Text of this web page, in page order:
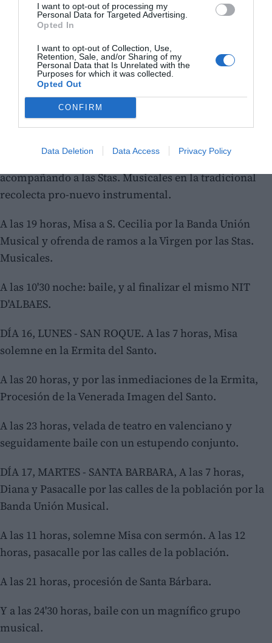
I want to opt-out of processing my
Personal Data for Targeted Advertising.
Opted In
I want to opt-out of Collection, Use,
Retention, Sale, and/or Sharing of my
Personal Data that Is Unrelated with the
Purposes for which it was collected.
Opted Out
CONFIRM
Data Deletion Data Access Privacy Policy
DÍA 14, SÁBADO. A las 18 horas, reparto de la cera y
programas.
A las 23 horas, presentación y proclamación de las
REINAS MUSICALES 1976.
DÍA 15, DOMINGO - FIESTA DE LA VIRGEN. A las 12
horas, pasacalle por la Banda Unión Musical
acompañando a las Stas. Musicales en la tradicional
recolecta pro-nuevo instrumental.
A las 19 horas, Misa a S. Cecilia por la Banda Unión
Musical y ofrenda de ramos a la Virgen por las Stas.
Musicales.
A las 10'30 noche: baile, y al finalizar el mismo NIT
D'ALBAES.
DÍA 16, LUNES - SAN ROQUE. A las 7 horas, Misa
solemne en la Ermita del Santo.
A las 20 horas, y por las inmediaciones de la Ermita,
Procesión de la Venerada Imagen del Santo.
A las 23 horas, velada de teatro en valenciano y
seguidamente baile con un estupendo conjunto.
DÍA 17, MARTES - SANTA BARBARA, A las 7 horas,
Diana y Pasacalle por las calles de la población por la
Banda Unión Musical.
A las 11 horas, solemne Misa con sermón. A las 12
horas, pasacalle por las calles de la población.
A las 21 horas, procesión de Santa Bárbara.
Y a las 24'30 horas, baile con un magnífico grupo
musical.